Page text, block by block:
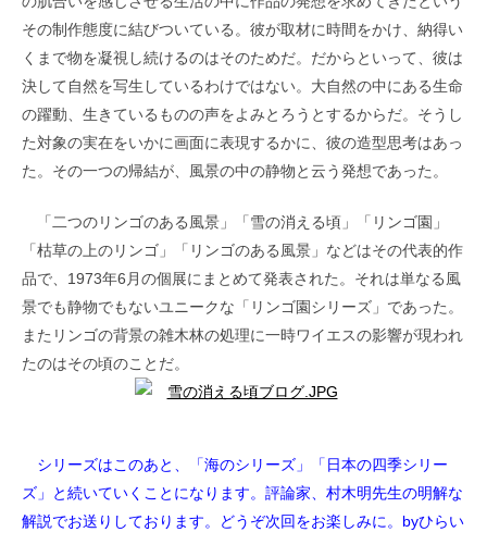
その制作態度に結びついている。彼が取材に時間をかけ、納得い
くまで物を凝視し続けるのはそのためだ。だからといって、彼は
決して自然を写生しているわけではない。大自然の中にある生命
の躍動、生きているものの声をよみとろうとするからだ。そうし
た対象の実在をいかに画面に表現するかに、彼の造型思考はあっ
た。その一つの帰結が、風景の中の静物と云う発想であった。
「二つのリンゴのある風景」「雪の消える頃」「リンゴ園」
「枯草の上のリンゴ」「リンゴのある風景」などはその代表的作
品で、1973年6月の個展にまとめて発表された。それは単なる風
景でも静物でもないユニークな「リンゴ園シリーズ」であった。
またリンゴの背景の雑木林の処理に一時ワイエスの影響が現われ
たのはその頃のことだ。
シリーズはこのあと、「海のシリーズ」「日本の四季シリー
ズ」と続いていくことになります。評論家、村木明先生の明解な
解説でお送りしております。どうぞ次回をお楽しみに。byひらい